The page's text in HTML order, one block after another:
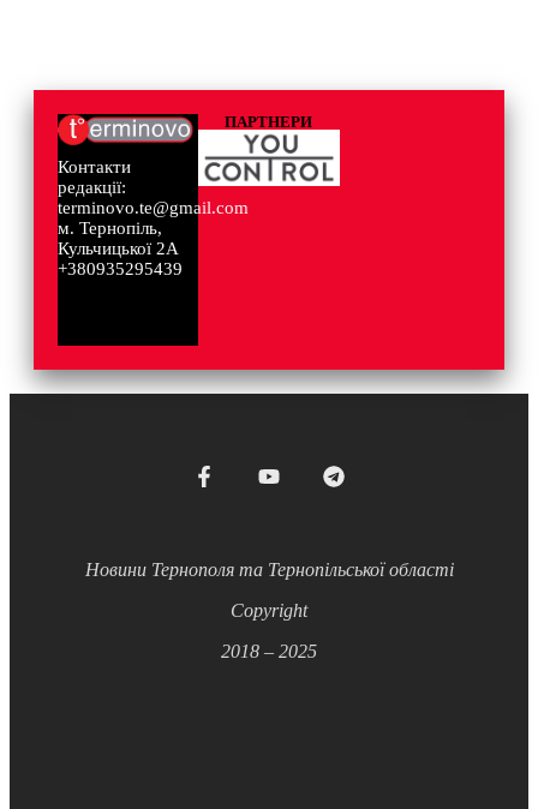
Контакти
редакції:
terminovo.te@gmail.com
м. Тернопіль,
Кульчицької 2А
+380935295439
ПАРТНЕРИ
Новини Тернополя та Тернопільської області
Copyright
2018 – 2025